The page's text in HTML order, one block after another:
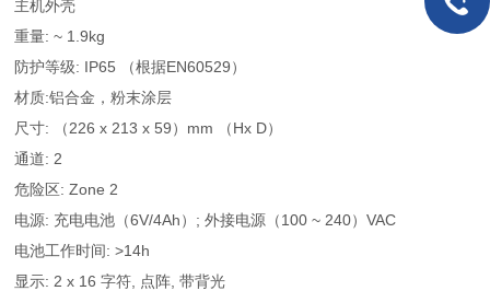
主机外壳
重量: ~ 1.9kg
防护等级: IP65 （根据EN60529）
材质:铝合金，粉末涂层
尺寸: （226 x 213 x 59）mm （Hx D）
通道: 2
危险区: Zone 2
电源: 充电电池（6V/4Ah）; 外接电源（100 ~ 240）VAC
电池工作时间: >14h
显示: 2 x 16 字符, 点阵, 带背光